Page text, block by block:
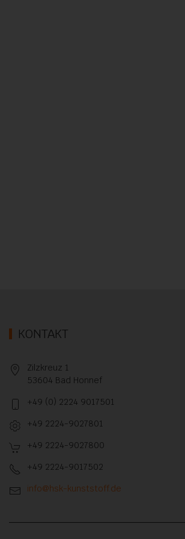
KONTAKT
Zilzkreuz 1
53604 Bad Honnef
+49 (0) 2224 9017501
+49 2224-9027801
+49 2224-9027800
+49 2224-9017502
info@hsk-kunststoff.de